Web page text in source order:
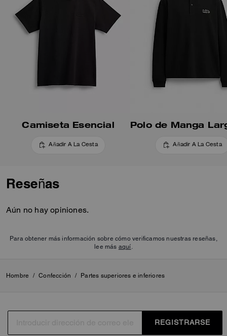
Camiseta Esencial
Añadir A La Cesta Añadir A La Cesta
Reseñas
Aún no hay opiniones.
Para obtener más información sobre cómo verificamos nuestras reseñas,
lee más aquí
Hombre / Confección / Partes superiores e inferiores
REGISTRARSE